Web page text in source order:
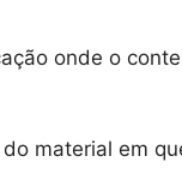
onde o
material em